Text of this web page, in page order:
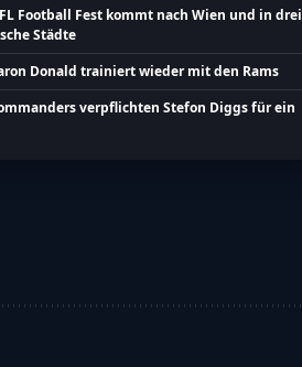
Football Fest kommt nach Wien und in drei
Städte
Donald trainiert wieder mit den Rams
verpflichten Stefon Diggs für ein